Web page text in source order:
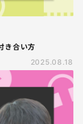
き合い方
2025.08.18